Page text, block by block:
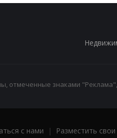
отмеченные знаками
с нами | Разместить